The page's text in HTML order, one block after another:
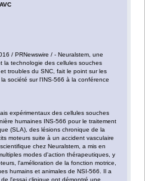
/ PRNewswire / - Neuralstem, une
la technologie des cellules souches
troubles du SNC, fait le point sur les
société sur l'INS-566 à la conférence
expérimentaux des cellules souches
humaines INS-566 pour le traitement
(SLA), des lésions chronique de la
moteurs suite à un accident vasculaire
chez Neuralstem, a mis en
modes d'action thérapeutiques, y
l'amélioration de la fonction motrice,
humains et animales de NSI-566. Il a
l'essai clinique ont démontré une